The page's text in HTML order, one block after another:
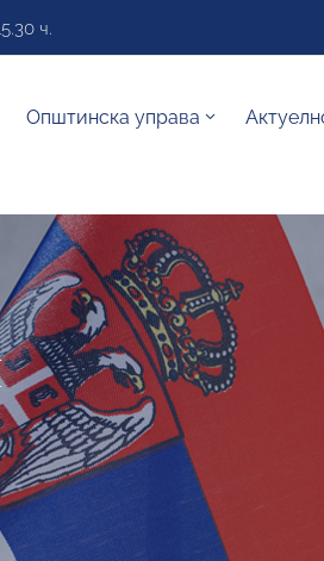
ч.
Општинска управа